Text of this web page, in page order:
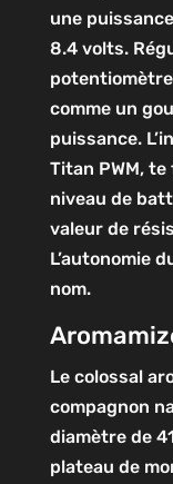
une
8.4 volts.
comme un
puissance.
Titan PWM,
niveau de
valeur de
L’autonomie
nom.
Le colossal
compagnon
diamètre de
plateau de